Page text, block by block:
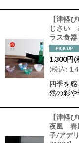
【津軽
じさい
ラス食器
1,300円(
(税込:
四季を
然の彩
【津軽
夜風 春
子/アデ